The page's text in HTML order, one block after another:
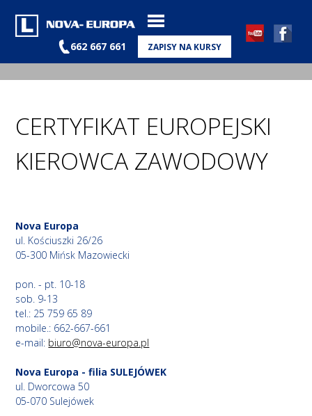
662 667 661 ZAPISY NA KURSY
CERTYFIKAT EUROPEJSKI
KIEROWCA ZAWODOWY
Nova Europa
ul. Kościuszki 26/26
05-300 Mińsk Mazowiecki
pon. - pt. 10-18
sob. 9-13
tel.: 25 759 65 89
mobile.: 662-667-661
e-mail: biuro@nova-europa.pl
Nova Europa - filia SULEJÓWEK
ul. Dworcowa 50
05-070 Sulejówek